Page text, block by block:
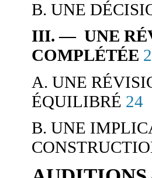
B. UNE
III. — UNE
COMPLÉTÉE
A. UNE
ÉQUILIBRÉ 24
B. UNE